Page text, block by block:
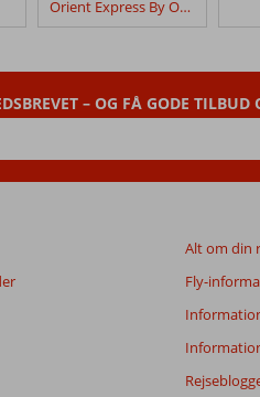
Orient Express By Orka Hotels
– OG FÅ GODE TILBUD
Alt om din
Fly-